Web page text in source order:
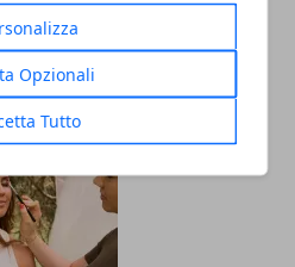
Opzionali
Tutto